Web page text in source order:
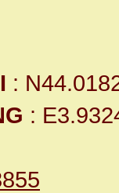
:
: